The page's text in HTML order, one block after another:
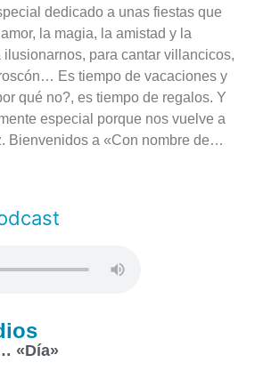
dedicado a unas fiestas que
la magia, la amistad y la
para cantar villancicos,
Es tiempo de vacaciones y
qué no?, es tiempo de regalos. Y
especial porque nos vuelve a
Bienvenidos a «Con nombre de…
«Día»